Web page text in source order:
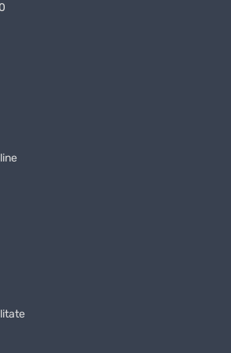
unde vă aflați în Moldova, vă vom livra
avantajoase, cum ar fi promoțiile și
rata ofertele avantajoase la
au apreciat deja calitatea
HT1E426
noastre pentru a face procesul de
preț! Oferim condiții unice pentru